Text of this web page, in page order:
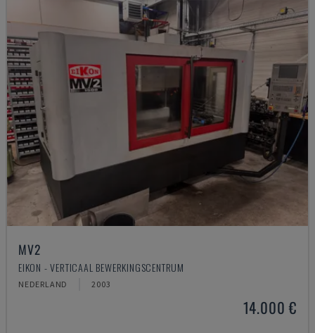
MV2
EIKON - VERTICAAL BEWERKINGSCENTRUM
NEDERLAND 2003
14.000 €